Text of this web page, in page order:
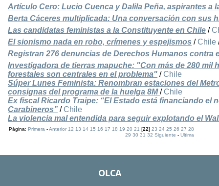
Artículo Cero: Lucio Cuenca y Dalila Peña, aspirantes a
Berta Cáceres multiplicada: Una conversación con sus
Las candidatas feministas a la Constituyente en Chile /
El sionismo nada en robo, crímenes y espejismos / Chile
Registran 276 denuncias de Derechos Humanos contra
Investigadora de tierras mapuche: "Con más de 280 mil
forestales son centrales en el problema" / Chile
Súper Lunes Feminista: Renombran estaciones del
consignas del programa de la huelga 8M/ Chile
Ex fiscal Ricardo Traipe: “El Estado está financiando el
Carabineros” / Chile
La violencia mal entendida para seguir explotando el
Página:Primera -Anterior 12 13 14 15 16 17 18 19 20 21 [22]23 24 25 26 27 28
29 30 31 32 Siguiente -Ultima
OLCA